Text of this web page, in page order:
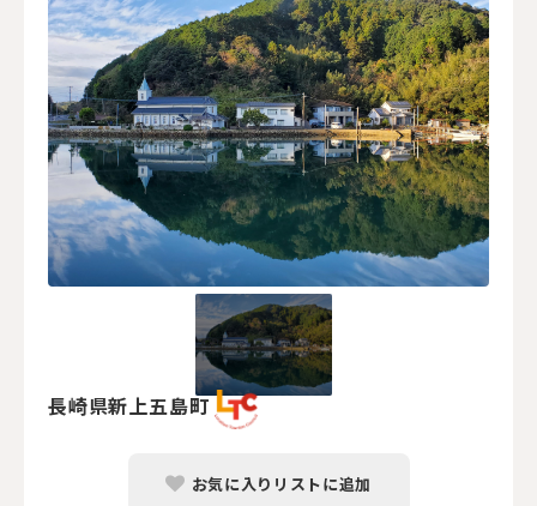
長崎県新上五島町
お気に入りリストに追加